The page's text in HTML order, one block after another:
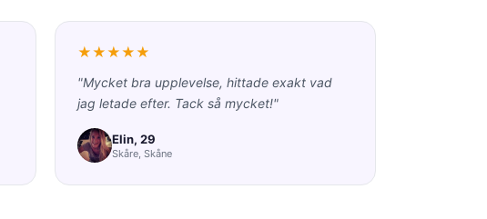
★★★★★
"Mycket bra upplevelse, hittade exakt vad
jag letade efter. Tack så mycket!"
Elin, 29
Skåre, Skåne